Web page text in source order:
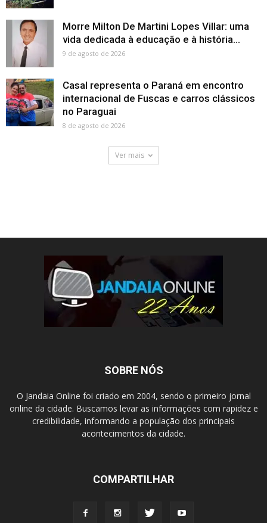
Morre Milton De Martini Lopes Villar: uma
vida dedicada à educação e à história...
9 de agosto de 2026
Casal representa o Paraná em encontro
internacional de Fuscas e carros clássicos
no Paraguai
8 de agosto de 2026
Ver mais
SOBRE NÓS
O Jandaia Online foi criado em 2004, sendo o primeiro jornal
online da cidade. Buscamos levar as informações com rapidez e
credibilidade, informando a população dos principais
acontecimentos da cidade.
COMPARTILHAR